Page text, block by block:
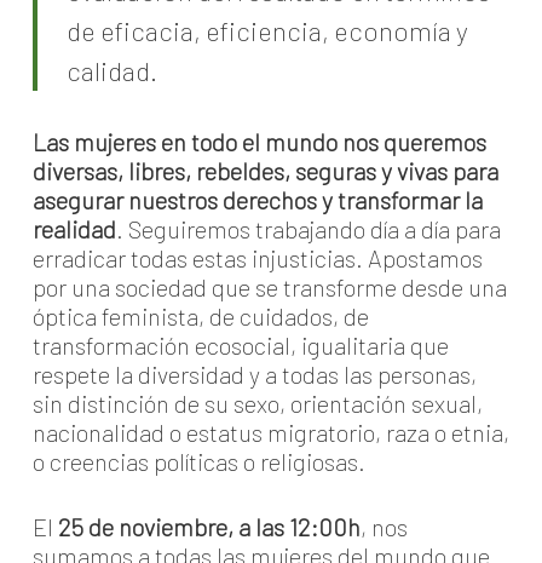
de eficacia, eficiencia, economía y
calidad.
Las mujeres en todo el mundo nos queremos
diversas, libres, rebeldes, seguras y vivas para
asegurar nuestros derechos y transformar la
realidad. Seguiremos trabajando día a día para
erradicar todas estas injusticias. Apostamos
por una sociedad que se transforme desde una
óptica feminista, de cuidados, de
transformación ecosocial, igualitaria que
respete la diversidad y a todas las personas,
sin distinción de su sexo, orientación sexual,
nacionalidad o estatus migratorio, raza o etnia,
o creencias políticas o religiosas.
El 25 de noviembre, a las 12:00h, nos
sumamos a todas las mujeres del mundo que